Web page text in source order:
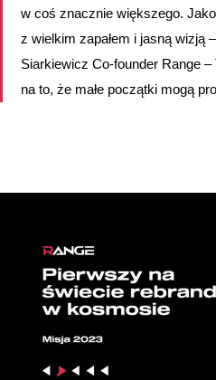
w coś znacznie większego.
z wielkim zapałem i jasną wizją
Siarkiewicz Co-founder Range
na to, że małe początki mogą